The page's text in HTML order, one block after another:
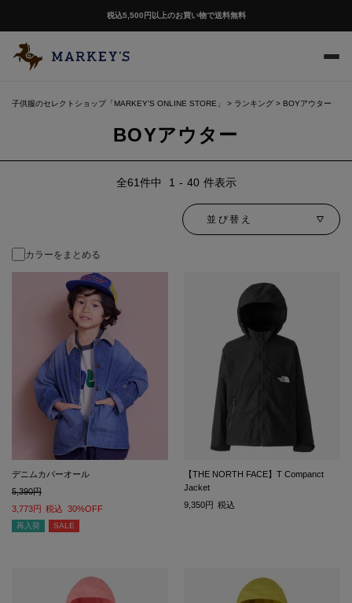
税込5,500円以上のお買い物で送料無料
子供服のセレクトショップ「MARKEY'S ONLINE STORE」 ランキング BOYアウター
BOYアウター
並び替え
61件中 1 - 40 件表示
カラーをまとめる
デニムカバーオール
5,390
3,773
税込 30%OFF
再入荷 SALE
【THE NORTH FACE】T Companct
Jacket
9,350
税込